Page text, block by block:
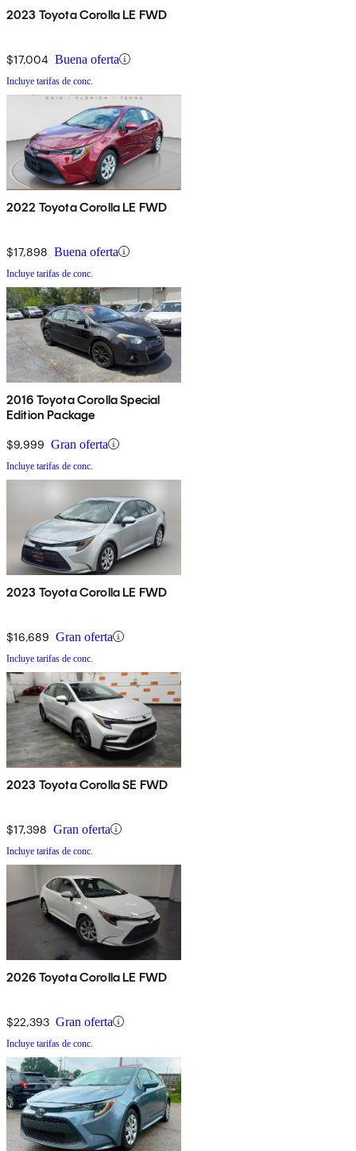
2023 Toyota Corolla LE FWD
$17,004 Buena oferta
Incluye tarifas de conc.
2022 Toyota Corolla LE FWD
$17,898 Buena oferta
Incluye tarifas de conc.
2016 Toyota Corolla Special
Edition Package
$9,999 Gran oferta
Incluye tarifas de conc.
2023 Toyota Corolla LE FWD
$16,689 Gran oferta
Incluye tarifas de conc.
2023 Toyota Corolla SE FWD
$17,398 Gran oferta
Incluye tarifas de conc.
2026 Toyota Corolla LE FWD
$22,393 Gran oferta
Incluye tarifas de conc.